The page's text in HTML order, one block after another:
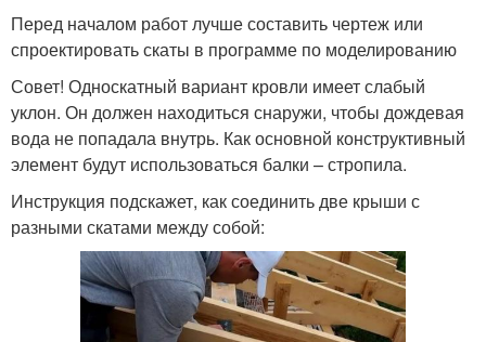
Перед началом работ лучше составить чертеж или
спроектировать скаты в программе по моделированию
Совет! Односкатный вариант кровли имеет слабый
уклон. Он должен находиться снаружи, чтобы дождевая
вода не попадала внутрь. Как основной конструктивный
элемент будут использоваться балки – стропила.
Инструкция подскажет, как соединить две крыши с
разными скатами между собой: